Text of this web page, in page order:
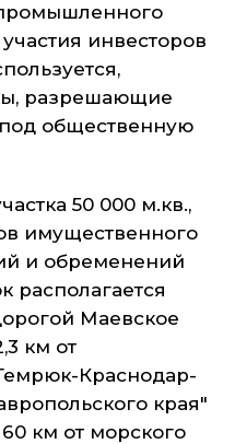
инвесторов
разрешающие
общественную
50 000 м.кв.,
имущественного
и обременений
располагается
Маевское
км от
Краснодар-
края"
км от морского